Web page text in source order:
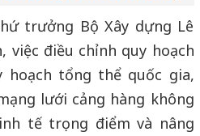
trưởng Bộ Xây dựng Lê
việc điều chỉnh quy hoạch
hoạch tổng thể quốc gia,
lưới cảng hàng không
tế trọng điểm và nâng